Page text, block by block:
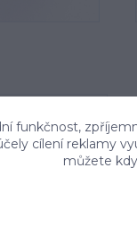
čirými
ve velikosti
funkčnost,
cílení reklamy
můžete